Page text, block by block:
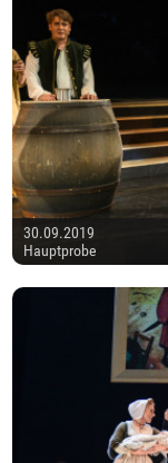
30.09.2019
Hauptprobe